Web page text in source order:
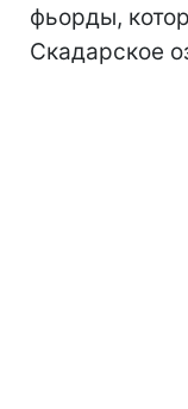
фьорды,
Скадарское